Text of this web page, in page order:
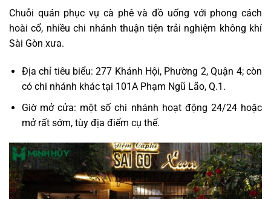
Chuỗi quán phục vụ cà phê và đồ uống với phong cách
hoài cổ, nhiều chi nhánh thuận tiện trải nghiệm không khí
Sài Gòn xưa.
Địa chỉ tiêu biểu: 277 Khánh Hội, Phường 2, Quận 4; còn
có chi nhánh khác tại 101A Phạm Ngũ Lão, Q.1.
Giờ mở cửa: một số chi nhánh hoạt động 24/24 hoặc
mở rất sớm, tùy địa điểm cụ thể.